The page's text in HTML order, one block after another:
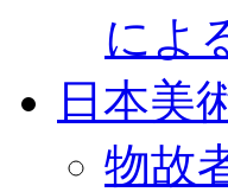
によ
日本美
物故